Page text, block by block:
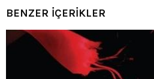
BENZER İÇERİKLER